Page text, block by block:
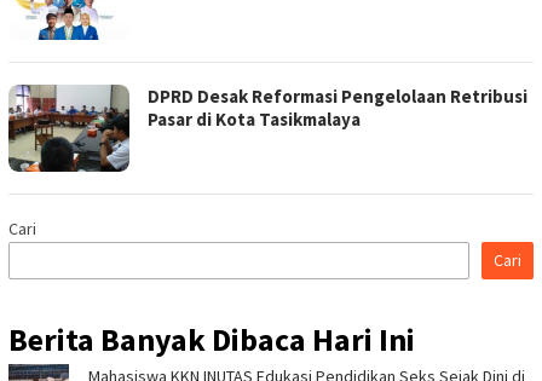
DPRD Desak Reformasi Pengelolaan Retribusi
Pasar di Kota Tasikmalaya
Cari
Cari
Berita Banyak Dibaca Hari Ini
Mahasiswa KKN INUTAS Edukasi Pendidikan Seks Sejak Dini di